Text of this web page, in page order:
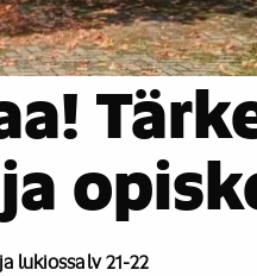
lukiossalv 21-22